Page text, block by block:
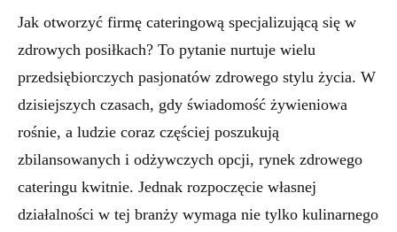
Jak otworzyć firmę cateringową specjalizującą się w
zdrowych posiłkach? To pytanie nurtuje wielu
przedsiębiorczych pasjonatów zdrowego stylu życia. W
dzisiejszych czasach, gdy świadomość żywieniowa
rośnie, a ludzie coraz częściej poszukują
zbilansowanych i odżywczych opcji, rynek zdrowego
cateringu kwitnie. Jednak rozpoczęcie własnej
działalności w tej branży wymaga nie tylko kulinarnego